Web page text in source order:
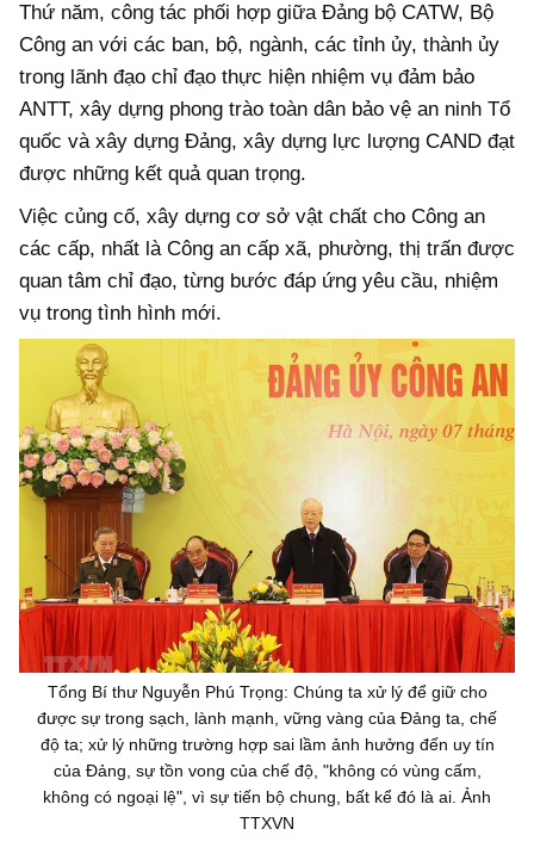
Thứ năm, công tác phối hợp giữa Đảng bộ CATW, Bộ
Công an với các ban, bộ, ngành, các tỉnh ủy, thành ủy
trong lãnh đạo chỉ đạo thực hiện nhiệm vụ đảm bảo
ANTT, xây dựng phong trào toàn dân bảo vệ an ninh Tổ
quốc và xây dựng Đảng, xây dựng lực lượng CAND đạt
được những kết quả quan trọng.
Việc củng cố, xây dựng cơ sở vật chất cho Công an
các cấp, nhất là Công an cấp xã, phường, thị trấn được
quan tâm chỉ đạo, từng bước đáp ứng yêu cầu, nhiệm
vụ trong tình hình mới.
Tổng Bí thư Nguyễn Phú Trọng: Chúng ta xử lý để giữ cho
được sự trong sạch, lành mạnh, vững vàng của Đảng ta, chế
độ ta; xử lý những trường hợp sai lầm ảnh hưởng đến uy tín
của Đảng, sự tồn vong của chế độ, "không có vùng cấm,
không có ngoại lệ", vì sự tiến bộ chung, bất kể đó là ai. Ảnh
TTXVN